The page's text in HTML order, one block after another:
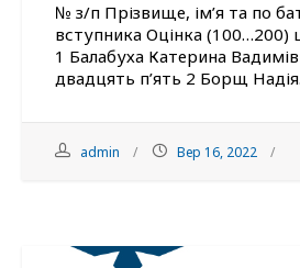
№ з/п Прізвище, ім’я та по
вступника Оцінка
1 Балабуха Катерина
двадцять п’ять 2 Борщ
admin Вер 16, 2022